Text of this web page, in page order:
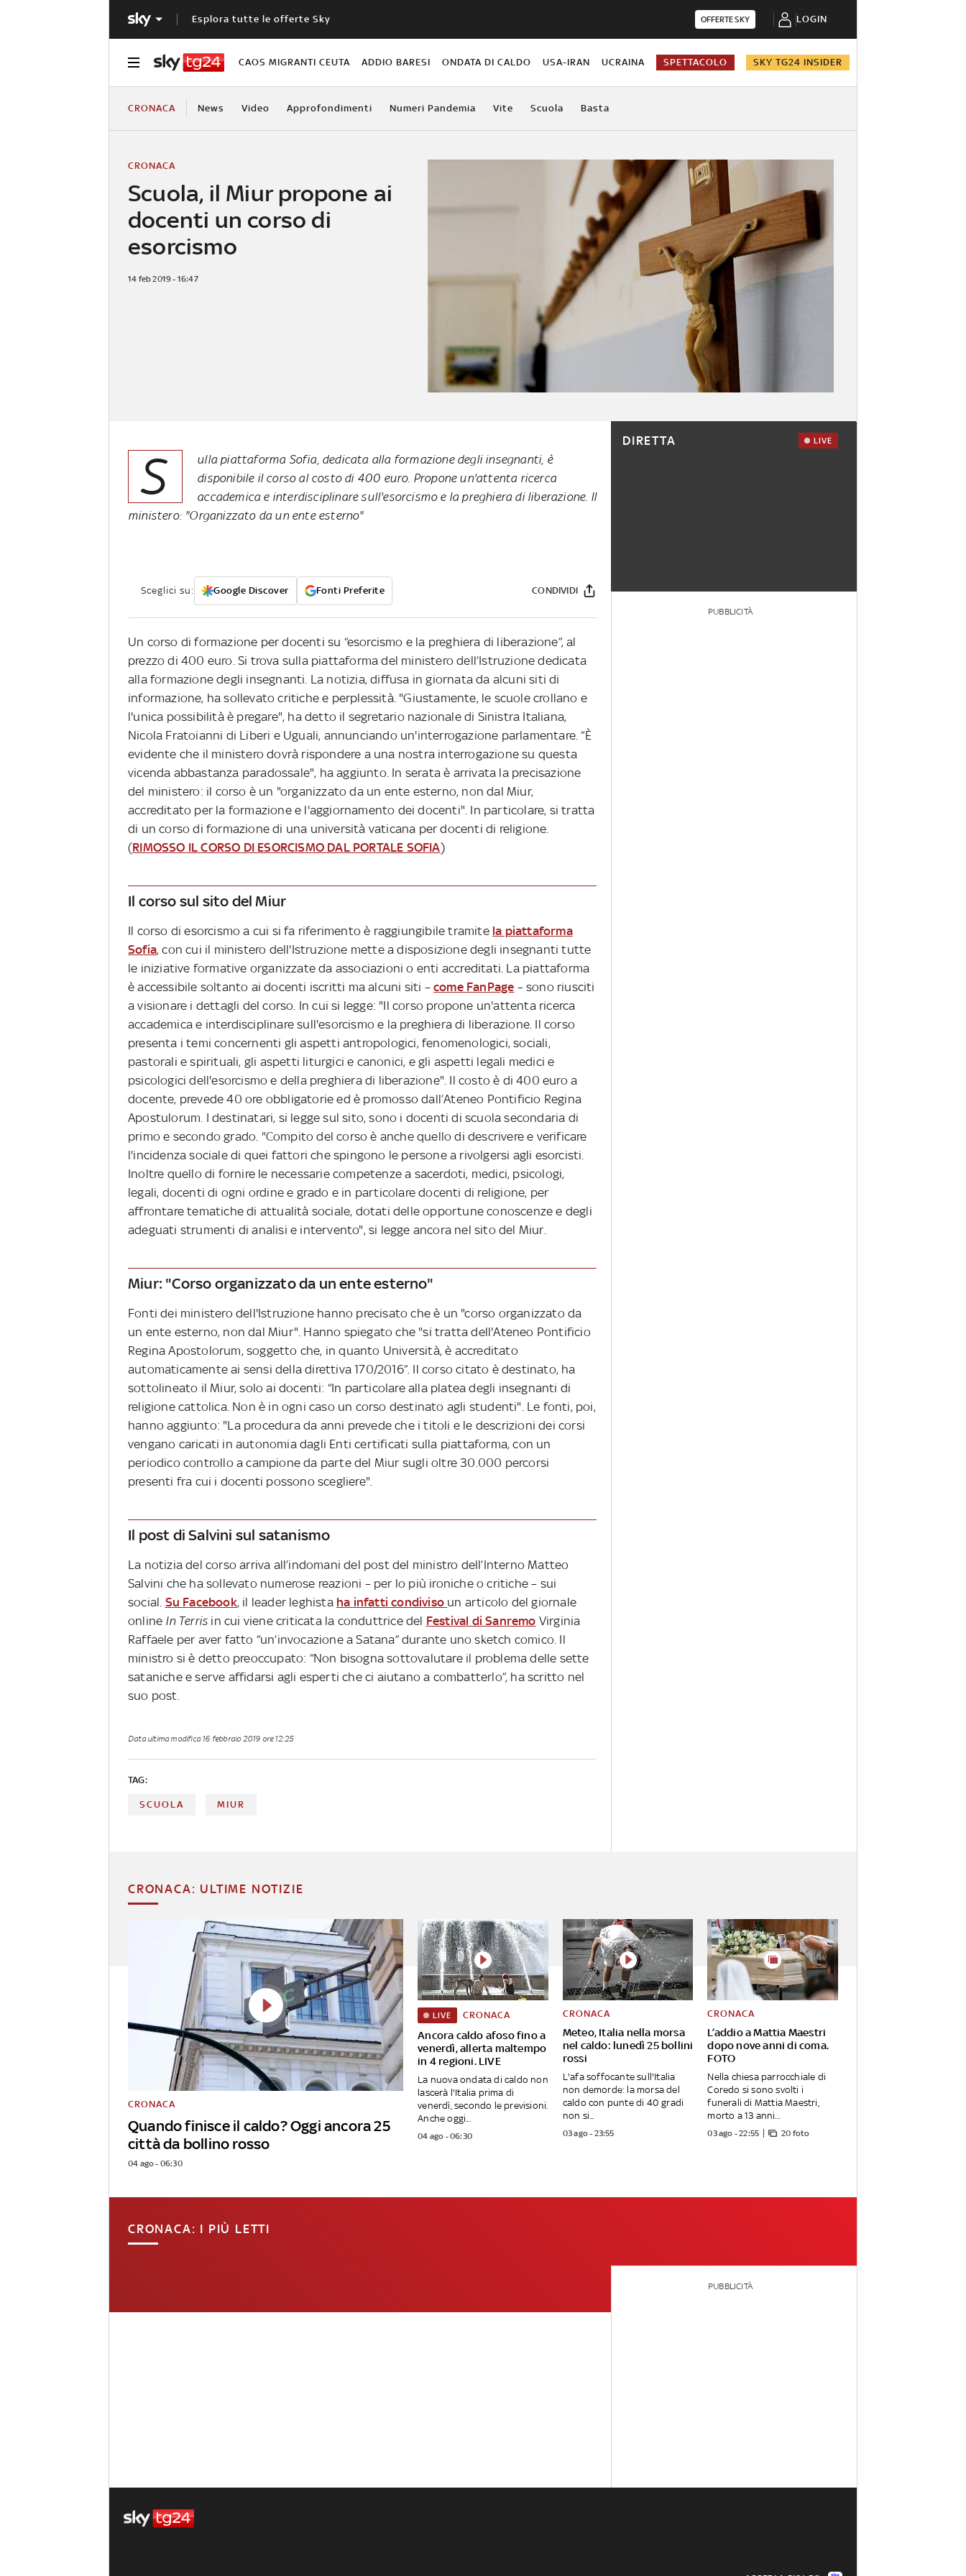
Esplora tutte le offerte Sky OFFERTE SKY LOGIN
CAOS MIGRANTI CEUTA ADDIO BARESI ONDATA DI CALDO USA-IRAN UCRAINA SPETTACOLO SKY TG24 INSIDER
CRONACA News Video Approfondimenti Numeri Pandemia Vite Scuola Basta
Scuola, il Miur propone ai
docenti un corso di
esorcismo
CRONACA
14 feb 2019 - 16:47
S
ulla piattaforma Sofia, dedicata alla formazione degli insegnanti, è
disponibile il corso al costo di 400 euro. Propone un'attenta ricerca
accademica e interdisciplinare sull'esorcismo e la preghiera di liberazione. Il
ministero: "Organizzato da un ente esterno"
Sceglici su: Google Discover Fonti Preferite CONDIVIDI
Un corso di formazione per docenti su “esorcismo e la preghiera di liberazione”, al
prezzo di 400 euro. Si trova sulla piattaforma del ministero dell’Istruzione dedicata
alla formazione degli insegnanti. La notizia, diffusa in giornata da alcuni siti di
informazione, ha sollevato critiche e perplessità. "Giustamente, le scuole crollano e
l'unica possibilità è pregare", ha detto il segretario nazionale di Sinistra Italiana,
Nicola Fratoianni di Liberi e Uguali, annunciando un'interrogazione parlamentare. “È
evidente che il ministero dovrà rispondere a una nostra interrogazione su questa
vicenda abbastanza paradossale", ha aggiunto. In serata è arrivata la precisazione
del ministero: il corso è un "organizzato da un ente esterno, non dal Miur,
accreditato per la formazione e l'aggiornamento dei docenti". In particolare, si tratta
di un corso di formazione di una università vaticana per docenti di religione.
(RIMOSSO IL CORSO DI ESORCISMO DAL PORTALE SOFIA)
Il corso sul sito del Miur
Il corso di esorcismo a cui si fa riferimento è raggiungibile tramite la piattaforma
Sofia, con cui il ministero dell'Istruzione mette a disposizione degli insegnanti tutte
le iniziative formative organizzate da associazioni o enti accreditati. La piattaforma
è accessibile soltanto ai docenti iscritti ma alcuni siti –come FanPage – sono riusciti
a visionare i dettagli del corso. In cui si legge: "Il corso propone un'attenta ricerca
accademica e interdisciplinare sull'esorcismo e la preghiera di liberazione. Il corso
presenta i temi concernenti gli aspetti antropologici, fenomenologici, sociali,
pastorali e spirituali, gli aspetti liturgici e canonici, e gli aspetti legali medici e
psicologici dell'esorcismo e della preghiera di liberazione". Il costo è di 400 euro a
docente, prevede 40 ore obbligatorie ed è promosso dall’Ateneo Pontificio Regina
Apostulorum. I destinatari, si legge sul sito, sono i docenti di scuola secondaria di
primo e secondo grado. "Compito del corso è anche quello di descrivere e verificare
l'incidenza sociale di quei fattori che spingono le persone a rivolgersi agli esorcisti.
Inoltre quello di fornire le necessarie competenze a sacerdoti, medici, psicologi,
legali, docenti di ogni ordine e grado e in particolare docenti di religione, per
affrontare tematiche di attualità sociale, dotati delle opportune conoscenze e degli
adeguati strumenti di analisi e intervento", si legge ancora nel sito del Miur.
Miur: "Corso organizzato da un ente esterno"
Fonti dei ministero dell'Istruzione hanno precisato che è un "corso organizzato da
un ente esterno, non dal Miur". Hanno spiegato che "si tratta dell'Ateneo Pontificio
Regina Apostolorum, soggetto che, in quanto Università, è accreditato
automaticamente ai sensi della direttiva 170/2016”. Il corso citato è destinato, ha
sottolineato il Miur, solo ai docenti: “In particolare alla platea degli insegnanti di
religione cattolica. Non è in ogni caso un corso destinato agli studenti". Le fonti, poi,
hanno aggiunto: "La procedura da anni prevede che i titoli e le descrizioni dei corsi
vengano caricati in autonomia dagli Enti certificati sulla piattaforma, con un
periodico controllo a campione da parte del Miur sugli oltre 30.000 percorsi
presenti fra cui i docenti possono scegliere".
Il post di Salvini sul satanismo
La notizia del corso arriva all’indomani del post del ministro dell’Interno Matteo
Salvini che ha sollevato numerose reazioni – per lo più ironiche o critiche – sui
social. Su Facebook, il leader leghista ha infatti condiviso un articolo del giornale
online In Terris in cui viene criticata la conduttrice del Festival di Sanremo Virginia
Raffaele per aver fatto “un’invocazione a Satana” durante uno sketch comico. Il
ministro si è detto preoccupato: “Non bisogna sottovalutare il problema delle sette
sataniche e serve affidarsi agli esperti che ci aiutano a combatterlo”, ha scritto nel
suo post.
Data ultima modifica 16 febbraio 2019 ore 12:25
TAG:
SCUOLA MIUR
DIRETTA LIVE
PUBBLICITÀ
CRONACA: ULTIME NOTIZIE
Quando finisce il caldo? Oggi ancora 25
città da bollino rosso
CRONACA
04 ago - 06:30
Ancora caldo afoso fino a
venerdì, allerta maltempo
in 4 regioni. LIVE
LIVE CRONACA
La nuova ondata di caldo non
lascerà l'Italia prima di
venerdì, secondo le previsioni.
Anche oggi...
04 ago - 06:30
Meteo, Italia nella morsa
nel caldo: lunedì 25 bollini
rossi
CRONACA
L'afa soffocante sull'Italia
non demorde: la morsa del
caldo con punte di 40 gradi
non si...
03 ago - 23:55
L’addio a Mattia Maestri
dopo nove anni di coma.
FOTO
CRONACA
Nella chiesa parrocchiale di
Coredo si sono svolti i
funerali di Mattia Maestri,
morto a 13 anni...
03 ago - 22:55 20 foto
CRONACA: I PIÙ LETTI
PUBBLICITÀ